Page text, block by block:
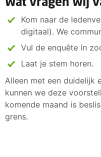
Kom naar de
digitaal). We
Vul de enquête in
Laat je stem horen.
Alleen met een duidelijk
kunnen we deze
komende maand is
grens.